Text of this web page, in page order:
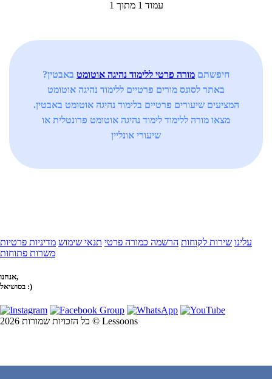
עמוד 1 מתוך 1
חיפשתם מורה פרטי ללימוד נהיגה אוטומט באבטין?
באתר לסונס מורים פרטיים ללימוד נהיגה אוטומט
המציעים שיעורים פרטיים בלימוד נהיגה אוטומט באבטין.
מצאו מורה ללימוד לימוד נהיגה אוטומט פרונטלית או
שיעורי אונליין
עלינו שירות לקוחות הרשמה כמורה פרטי תנאי שימוש מדיניות פרטיות
משרות פתוחות
אנחנו,
בסושיאל :)
כל הזכויות שמורות 2026 © Lessoons